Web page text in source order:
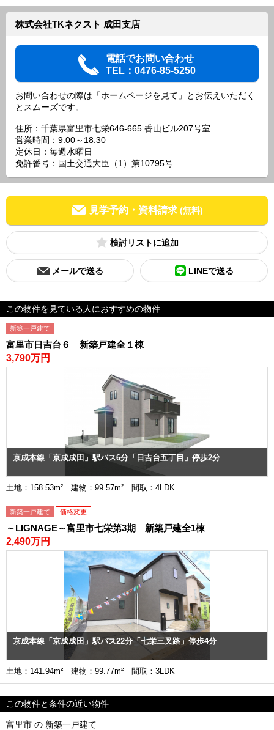
株式会社TKネクスト 成田支店
電話でお問い合わせ
TEL：0476-85-5250
お問い合わせの際は「ホームページを見て」とお伝えいただく
とスムーズです。
住所：千葉県富里市七栄646-665 香山ビル207号室
営業時間：9:00～18:30
定休日：毎週水曜日
免許番号：国土交通大臣（1）第10795号
見学予約・資料請求 (無料)
検討リスト
メールで送る LINEで送る
この物件を見ている人におすすめの物件
新築一戸建て
富里市日吉台６ 新築戸建全１棟
3,790万円
京成本線「京成成田」駅バス6分「日吉台五丁目」停歩2分
土地：158.53m² 建物：99.57m² 間取：4LDK
新築一戸建て 価格変更
～LIGNAGE～富里市七栄第3期 新築戸建全1棟
2,490万円
京成本線「京成成田」駅バス22分「七栄三叉路」停歩4分
土地：141.94m² 建物：99.77m² 間取：3LDK
この物件と条件の近い物件
富里市 の 新築一戸建て